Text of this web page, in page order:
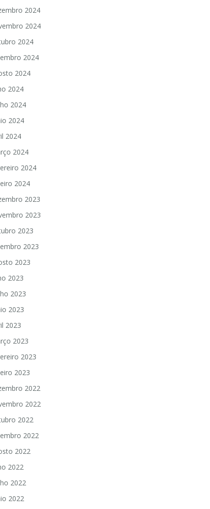
2024
2024
2024
2024
2024
2024
2024
2024
2024
2024
2024
2024
2023
2023
2023
2023
2023
2023
2023
2023
2023
2023
2023
2023
2022
2022
2022
2022
2022
2022
2022
2022